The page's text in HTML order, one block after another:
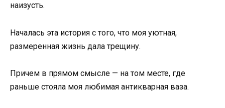
наизусть.
Началась эта история с того, что моя уютная,
размеренная жизнь дала трещину.
Причем в прямом смысле — на том месте, где
раньше стояла моя любимая антикварная ваза.